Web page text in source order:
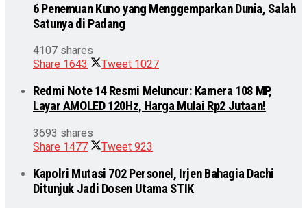
6 Penemuan Kuno yang Menggemparkan Dunia, Salah
Satunya di Padang
4107 shares
Share 1643 Tweet 1027
Redmi Note 14 Resmi Meluncur: Kamera 108 MP,
Layar AMOLED 120Hz, Harga Mulai Rp2 Jutaan!
3693 shares
Share 1477 Tweet 923
Kapolri Mutasi 702 Personel, Irjen Bahagia Dachi
Ditunjuk Jadi Dosen Utama STIK